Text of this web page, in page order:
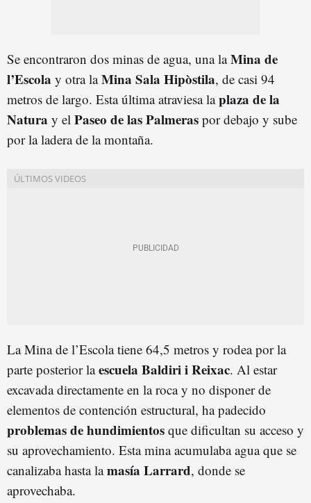
Se encontraron dos minas de agua, una laMina de
l’Escola y otra laMina Sala Hipòstila, de casi 94
metros de largo. Esta última atraviesa laplaza de la
Natura y el Paseo de las Palmeras por debajo y sube
por la ladera de la montaña.
La Mina de l’Escola tiene 64,5 metros y rodea por la
parte posterior laescuela Baldiri i Reixac. Al estar
excavada directamente en la roca y no disponer de
elementos de contención estructural, ha padecido
problemas de hundimientos que dificultan su acceso y
su aprovechamiento. Esta mina acumulaba agua que se
canalizaba hasta lamasía Larrard, donde se
aprovechaba.